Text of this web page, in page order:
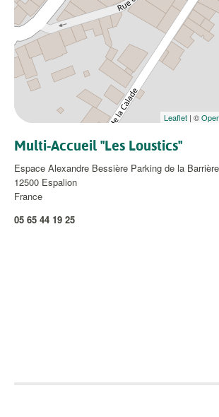
Leaflet | ©
Multi-Accueil "Les Loustics"
Espace Alexandre Bessière Parking de la Barrière
12500 Espalion
France
05 65 44 19 25